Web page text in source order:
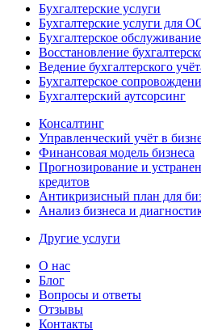
Бухгалтерские услуги
Бухгалтерские услуги для
Бухгалтерское
Восстановление
Ведение бухгалтерского
Бухгалтерское
Бухгалтерский аутсорсинг
Консалтинг
Управленческий учёт в
Финансовая модель бизнеса
Прогнозирование и
кредитов
Антикризисный план для
Анализ бизнеса и
Другие услуги
О нас
Блог
Вопросы и ответы
Отзывы
Контакты